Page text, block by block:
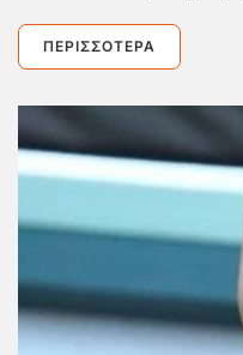
ΠΕΡΙΣΣΌΤΕΡΑ